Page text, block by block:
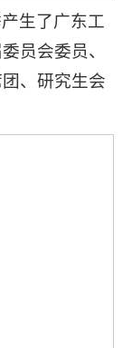
生了广东工
员会委员、
、研究生会